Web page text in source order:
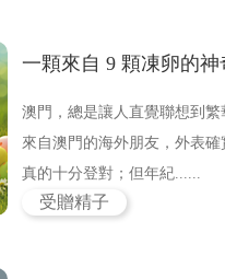
一顆來自 9 顆凍卵的神
澳門，總是讓人直覺聯想到
來自澳門的海外朋友，外表
真的十分登對；但年紀......
受贈精子